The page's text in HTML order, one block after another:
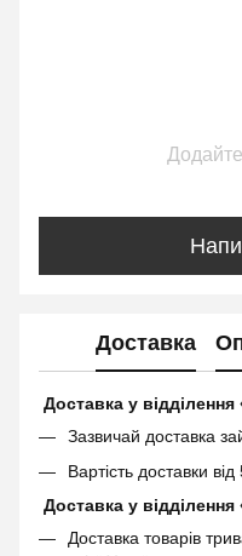
Доставка
Доставка у
Зазвичай доставка
Вартість доставки від
Доставка у
Доставка товарів